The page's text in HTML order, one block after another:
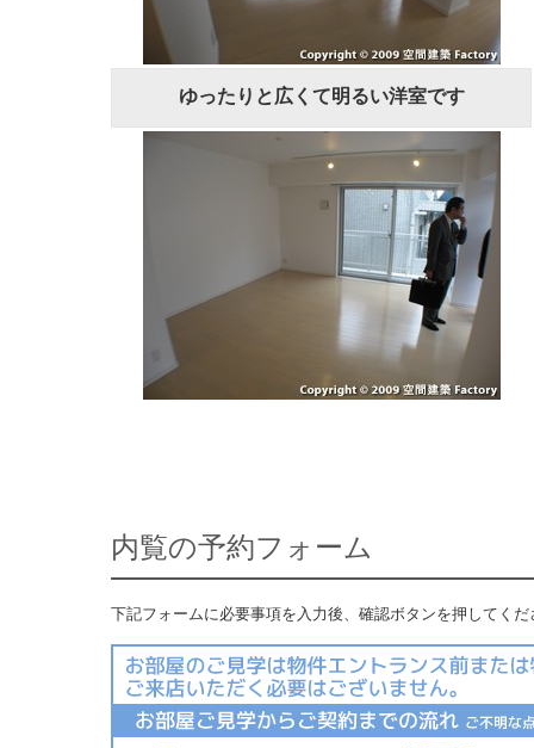
ゆったりと広くて明るい洋室です
内覧の予約フォーム
下記フォームに必要事項を入力後、確認ボタンを押してく